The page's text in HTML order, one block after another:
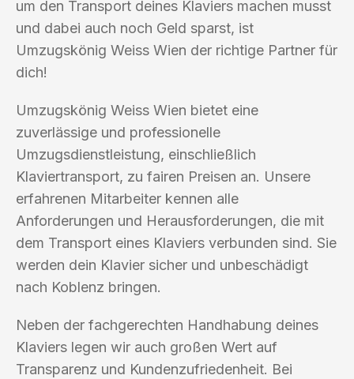
um den Transport deines Klaviers machen musst
und dabei auch noch Geld sparst, ist
Umzugskönig Weiss Wien der richtige Partner für
dich!
Umzugskönig Weiss Wien bietet eine
zuverlässige und professionelle
Umzugsdienstleistung, einschließlich
Klaviertransport, zu fairen Preisen an. Unsere
erfahrenen Mitarbeiter kennen alle
Anforderungen und Herausforderungen, die mit
dem Transport eines Klaviers verbunden sind. Sie
werden dein Klavier sicher und unbeschädigt
nach Koblenz bringen.
Neben der fachgerechten Handhabung deines
Klaviers legen wir auch großen Wert auf
Transparenz und Kundenzufriedenheit. Bei